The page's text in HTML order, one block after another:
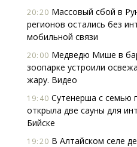
20:20 Массовый сбой в
регионов остались без
мобильной связи
20:00 Медведю Мише в
зоопарке устроили
жару. Видео
19:40 Сутенерша с семью
открыла две сауны для
Бийске
19:20 В Алтайском селе
ЗИАС —
трендах